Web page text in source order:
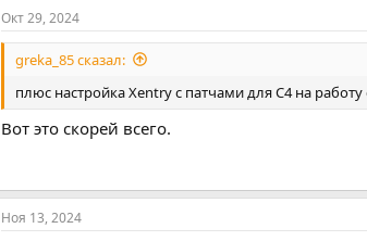
Окт 29, 2024
greka_85 сказал:
плюс настройка Xentry с патчами для C4 на
Вот это скорей всего.
Ноя 13, 2024